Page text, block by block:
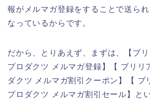
報がメルマガ登録をすることで送ら
なっているからです。
だから、とりあえず、まずは、【ブ
プロダクツ メルマガ登録】【 ブリリ
ダクツ メルマガ割引クーポン】【 ブ
プロダクツ メルマガ割引セール】と